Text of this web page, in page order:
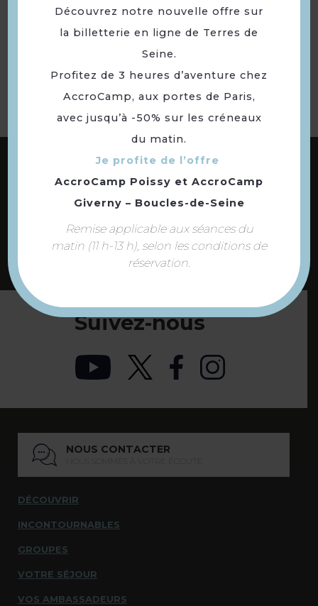
Retourner
à la sélection
ABONNEZ-VOUS À NOTRE NEWSLETTER
73 COMMUNES
DE NOTRE TERRITOIRE
Suivez-nous
NOUS CONTACTER
DÉCOUVRIR
INCONTOURNABLES
GROUPES
VOTRE SÉJOUR
VOS AMBASSADEURS
Découvrez notre nouvelle offre sur
la billetterie en ligne de Terres de
Seine.
Profitez de 3 heures d’aventure chez
AccroCamp, aux portes de Paris,
avec jusqu’à -50% sur les créneaux
du matin.
Je profite de l’offre
AccroCamp Poissy et AccroCamp
Giverny – Boucles-de-Seine
Remise applicable aux séances du
matin (11 h-13 h), selon les conditions de
réservation.